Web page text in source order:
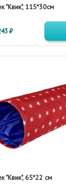
"Квик", 115*30см
₽
"Квик", 65*22 см